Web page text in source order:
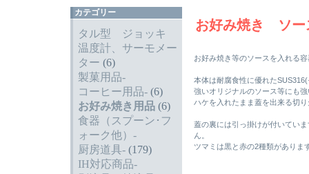
カテゴリー
タル型 ジョッキ
温度計、サーモメー
ター (6)
製菓用品-
コーヒー用品- (6)
お好み焼き用品 (6)
食器（スプーン･フ
ォーク他）-
厨房道具- (179)
IH対応商品-
お好み焼き ソ
お好み焼き等のソースを入れる
本体は耐腐食性に優れた
強いオリジナルのソース等にも
ハケを入れたまま蓋を出来る切
蓋の裏には引っ掛けが付いてい
ん。
ツマミは黒と赤の2種類がありま